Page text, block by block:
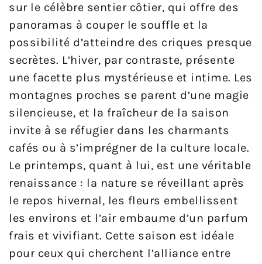
sur le célèbre sentier côtier, qui offre des
panoramas à couper le souffle et la
possibilité d’atteindre des criques presque
secrètes. L’hiver, par contraste, présente
une facette plus mystérieuse et intime. Les
montagnes proches se parent d’une magie
silencieuse, et la fraîcheur de la saison
invite à se réfugier dans les charmants
cafés ou à s’imprégner de la culture locale.
Le printemps, quant à lui, est une véritable
renaissance : la nature se réveillant après
le repos hivernal, les fleurs embellissent
les environs et l’air embaume d’un parfum
frais et vivifiant. Cette saison est idéale
pour ceux qui cherchent l’alliance entre